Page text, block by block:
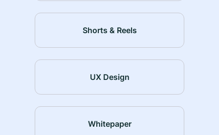
Shorts & Reels
UX Design
Whitepaper